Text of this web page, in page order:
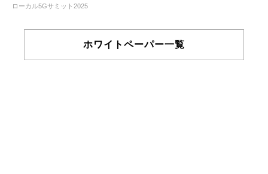
ローカル5Gサミット2025
ホワイトペーパー一覧